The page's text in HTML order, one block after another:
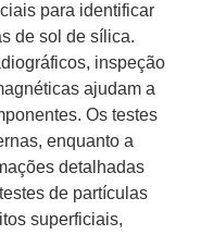
para identificar
de sol de sílica.
inspeção
ajudam a
Os testes
enquanto a
detalhadas
de partículas
superficiais,